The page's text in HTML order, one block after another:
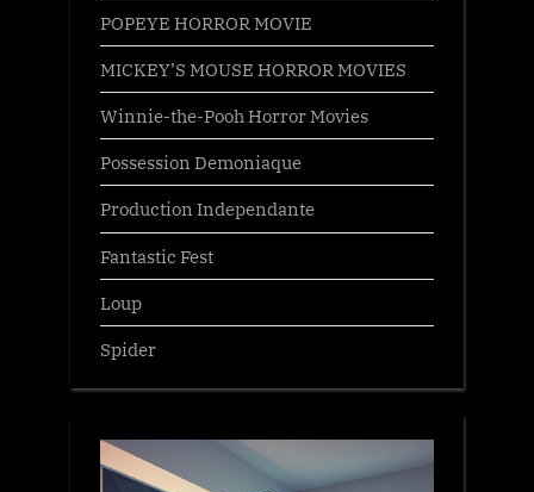
POPEYE HORROR MOVIE
MICKEY’S MOUSE HORROR MOVIES
Winnie-the-Pooh Horror Movies
Possession Demoniaque
Production Independante
Fantastic Fest
Loup
Spider